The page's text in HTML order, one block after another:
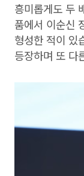
흥미롭게도 두
품에서 이순신
형성한 적이 있
등장하며 또 다